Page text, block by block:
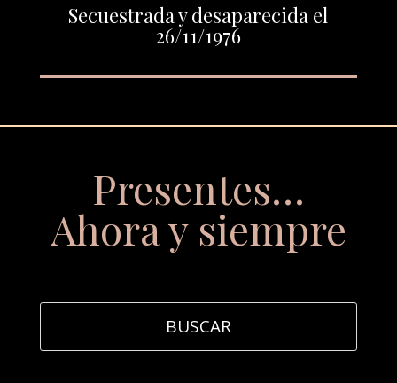
Secuestrada y desaparecida el
26/11/1976
Presentes…
Ahora y siempre